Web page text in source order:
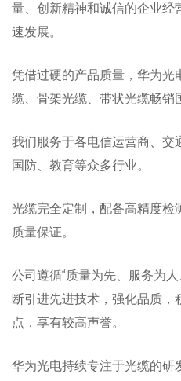
量、创新精神和诚信的企业经
速发展。
凭借过硬的产品质量，华为光
缆、骨架光缆、带状光缆畅销
我们服务于各电信运营商、交
国防、教育等众多行业。
光缆完全定制，配备高精度检
质量保证。
公司遵循“质量为先、服务为
断引进先进技术，强化品质
点，享有较高声誉。
华为光电持续专注于光缆的研